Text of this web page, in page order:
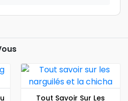
Tout Savoir Sur Les